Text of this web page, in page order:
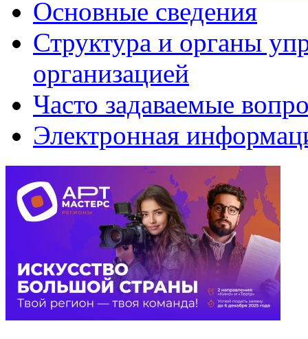
Основные сведения
Структура и органы
организацией
Часто задаваемые
Электронная